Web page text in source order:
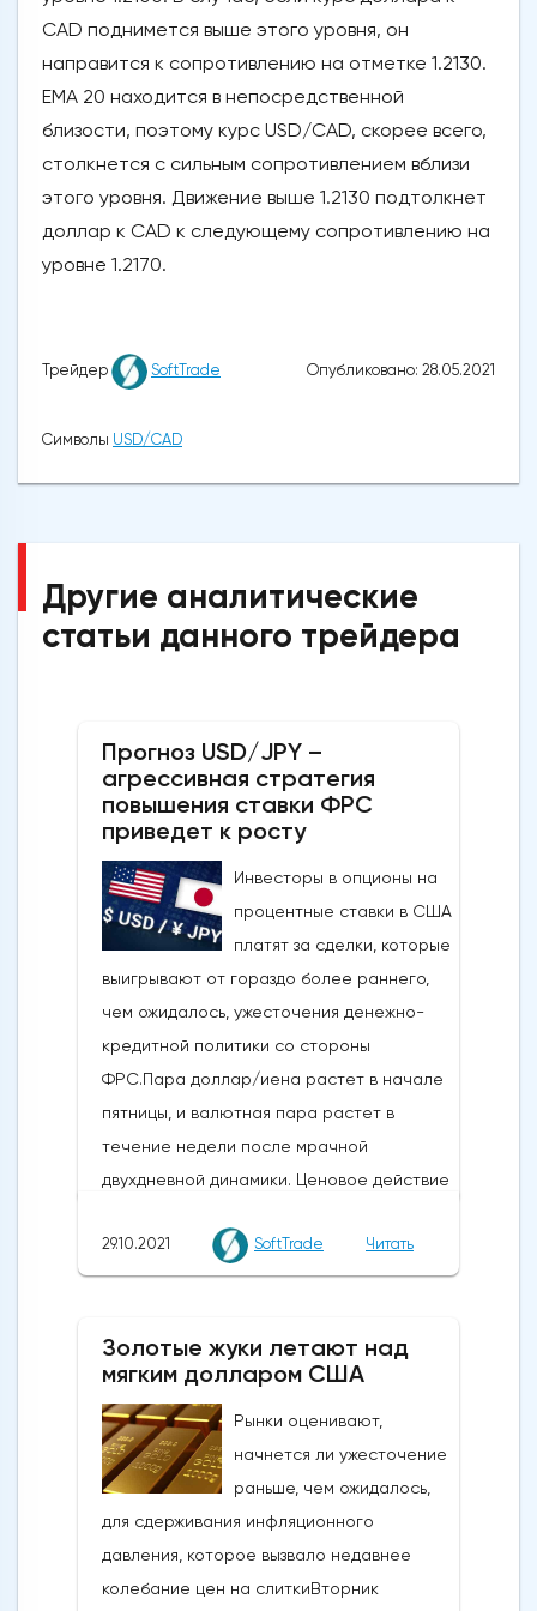
CAD поднимется выше этого уровня, он
направится к сопротивлению на отметке 1.2130.
ЕМА 20 находится в непосредственной
близости, поэтому курс USD/CAD, скорее всего,
столкнется с сильным сопротивлением вблизи
этого уровня. Движение выше 1.2130 подтолкнет
доллар к CAD к следующему сопротивлению на
уровне 1.2170.
Трейдер SoftTrade Опубликовано: 28.05.2021
Символы USD/CAD
Другие аналитические
статьи данного трейдера
Прогноз USD/JPY –
агрессивная стратегия
повышения ставки ФРС
приведет к росту
Инвесторы в опционы на
процентные ставки в США
платят за сделки, которые
выигрывают от гораздо более раннего,
чем ожидалось, ужесточения денежно-
кредитной политики со стороны
ФРС.Пара доллар/иена растет в начале
пятницы, и валютная пара растет в
течение недели после мрачной
двухдневной динамики. Ценовое действие
преддверии решений Федеральной
резервной системы США по денежно-
неделе 2-3 ноября.На этой неделе Банк
Японии (BOJ), как и ожидалось, проводил
стабильную политику. Ожидается, что на
следующей неделе ФРС объявит о
начале сокращения своих масштабных
стимулирующих мер. Однако трейдеры
все еще не уверены, что скажет
Федеральный комитет по открытым
29.10.2021 SoftTrade Читать
Золотые жуки летают над
мягким долларом США
Рынки оценивают,
начнется ли ужесточение
раньше, чем ожидалось,
для сдерживания инфляционного
давления, которое вызвало недавнее
колебание цен на слиткиВторник